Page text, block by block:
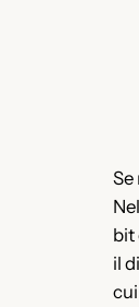
Se
bit
il